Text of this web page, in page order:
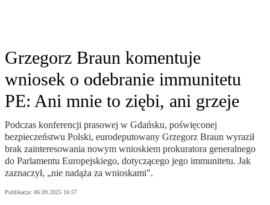
Grzegorz Braun komentuje
wniosek o odebranie immunitetu
PE: Ani mnie to ziębi, ani grzeje
Podczas konferencji prasowej w Gdańsku, poświęconej
bezpieczeństwu Polski, eurodeputowany Grzegorz Braun wyraził
brak zainteresowania nowym wnioskiem prokuratora generalnego
do Parlamentu Europejskiego, dotyczącego jego immunitetu. Jak
zaznaczył, „nie nadąża za wnioskami".
Publikacja: 06.09.2025 16:57